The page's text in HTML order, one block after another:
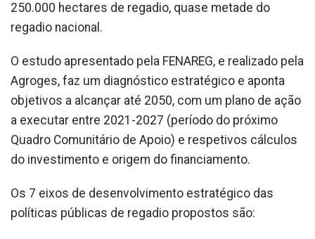
250.000 hectares de regadio, quase metade do
regadio nacional.
O estudo apresentado pela FENAREG, e realizado pela
Agroges, faz um diagnóstico estratégico e aponta
objetivos a alcançar até 2050, com um plano de ação
a executar entre 2021-2027 (período do próximo
Quadro Comunitário de Apoio) e respetivos cálculos
do investimento e origem do financiamento.
Os 7 eixos de desenvolvimento estratégico das
políticas públicas de regadio propostos são: